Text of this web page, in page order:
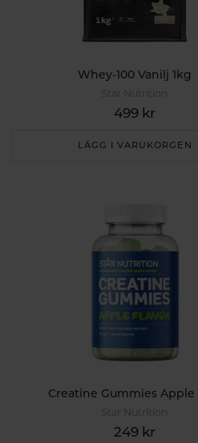
Whey-100 Vanilj 1kg
Star Nutrition
499 kr
LÄGG I VARUKORGEN
Creatine Gummies Apple
Star Nutrition
249 kr